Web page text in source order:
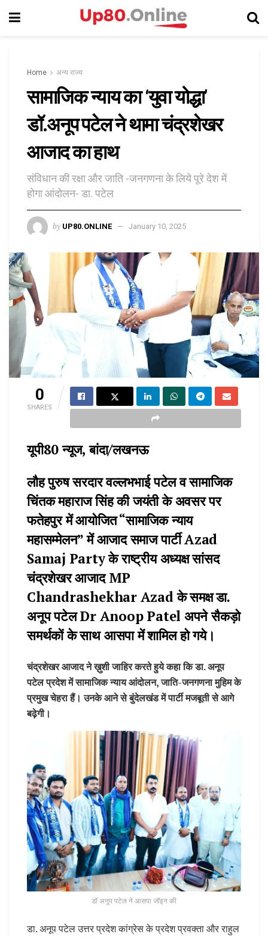
Home अन्य राज्य
सामाजिक न्याय का ‘युवा योद्धा’
डॉ.अनूप पटेल ने थामा चंद्रशेखर
आजाद का हाथ
संविधान की रक्षा और जाति -जनगणना के लिये पूरे देश में
होगा आंदोलन- डा. पटेल
by UP80.ONLINE January 10, 2025
0
SHARES
यूपी80 न्यूज, बांदा/लखनऊ
लौह पुरुष सरदार वल्लभभाई पटेल व सामाजिक
चिंतक महाराज सिंह की जयंती के अवसर पर
फतेहपुर में आयोजित “सामाजिक न्याय
महासम्मेलन” में आजाद समाज पार्टी Azad
Samaj Party के राष्ट्रीय अध्यक्ष सांसद
चंद्रशेखर आजाद MP
Chandrashekhar Azad के समक्ष डा.
अनूप पटेल Dr Anoop Patel अपने सैकड़ो
समर्थकों के साथ आसपा में शामिल हो गये।
चंद्रशेखर आजाद ने ख़ुशी जाहिर करते हुये कहा कि डा. अनूप
पटेल प्रदेश में सामाजिक न्याय आंदोलन, जाति-जनगणना मुहिम के
प्रमुख चेहरा हैं। उनके आने से बुंदेलखंड में पार्टी मजबूती से आगे
बढ़ेगी।
डॉ अनूप पटेल ने आसपा जॉइन की
डा. अनूप पटेल उत्तर प्रदेश कांग्रेस के प्रदेश प्रवक्ता और राहुल